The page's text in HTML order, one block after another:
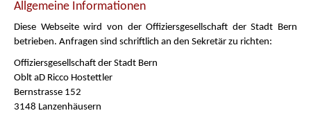
Allgemeine Informationen
Diese Webseite wird von der Offiziersgesellschaft der Stadt Bern
betrieben. Anfragen sind schriftlich an den Sekretär zu richten:
Offiziersgesellschaft der Stadt Bern
Oblt aD Ricco Hostettler
Bernstrasse 152
3148 Lanzenhäusern